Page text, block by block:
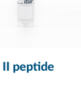
II peptide